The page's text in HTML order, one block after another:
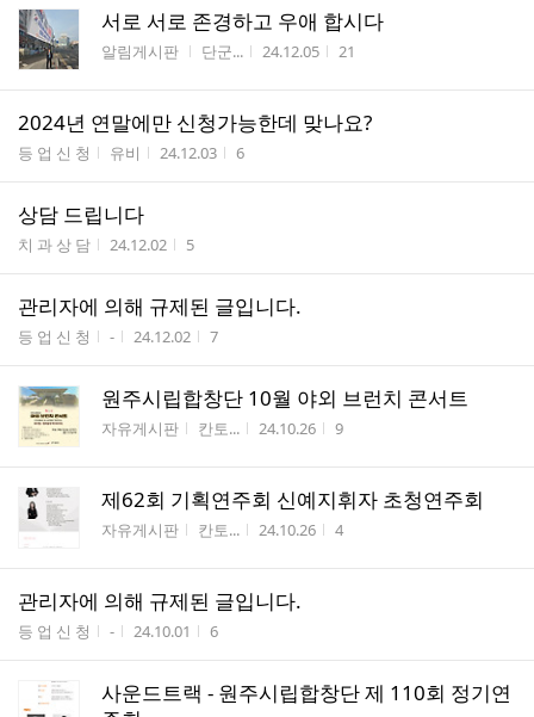
서로 서로 존경하고 우애 합시다
게시판명
알림게시판 작성자
단군... 작성시간
24.12.05 조회수
21
2024년 연말에만 신청가능한데 맞나요?
게시판명
등 업 신 청 작성자
유비 작성시간
24.12.03 조회수
6
상담 드립니다
게시판명
치 과 상 담 작성시간
24.12.02 조회수
5
관리자에 의해 규제된 글입니다.
게시판명
등 업 신 청 작성자
- 작성시간
24.12.02 조회수
7
원주시립합창단 10월 야외 브런치 콘서트
게시판명
자유게시판 작성자
칸토... 작성시간
24.10.26 조회수
9
제62회 기획연주회 신예지휘자 초청연주회
게시판명
자유게시판 작성자
칸토... 작성시간
24.10.26 조회수
4
관리자에 의해 규제된 글입니다.
게시판명
등 업 신 청 작성자
- 작성시간
24.10.01 조회수
6
사운드트랙 - 원주시립합창단 제 110회 정기연